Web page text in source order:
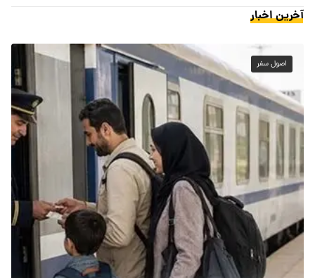
آخرین اخبار
اصول سفر